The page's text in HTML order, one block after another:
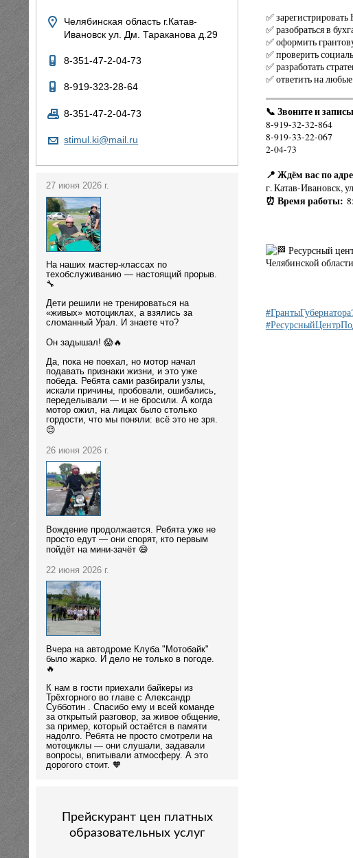
Челябинская область г.Катав-
Ивановск ул. Дм. Тараканова д.29
8-351-47-2-04-73
8-919-323-28-64
8-351-47-2-04-73
stimul.ki@mail.ru
27 июня 2026 г.
На наших мастер-классах по
техобслуживанию — настоящий прорыв.
🔧
Дети решили не тренироваться на
«живых» мотоциклах, а взялись за
сломанный Урал. И знаете что?
Он задышал! 😱🔥
Да, пока не поехал, но мотор начал
подавать признаки жизни, и это уже
победа. Ребята сами разбирали узлы,
искали причины, пробовали, ошибались,
переделывали — и не бросили. А когда
мотор ожил, на лицах было столько
гордости, что мы поняли: всё это не зря.
😌
26 июня 2026 г.
Вождение продолжается. Ребята уже не
просто едут — они спорят, кто первым
пойдёт на мини-зачёт 😄
22 июня 2026 г.
Вчера на автодроме Клуба "Мотобайк"
было жарко. И дело не только в погоде.
🔥
К нам в гости приехали байкеры из
Трёхгорного во главе с Александр
Субботин . Спасибо ему и всей команде
за открытый разговор, за живое общение,
за пример, который остаётся в памяти
надолго. Ребята не просто смотрели на
мотоциклы — они слушали, задавали
вопросы, впитывали атмосферу. А это
дорогого стоит. 🧡
Прейскурант цен платных
образовательных услуг
✅
✅ разобраться в
✅ оформить
✅ проверить
✅ разработать
✅ ответить на
📞 Звоните и
8-919-32-32-864
8-919-33-22-067
2-04-73
📍 Ждём вас по
г. Катав-Ивановск,
⏰ Время работы:
Ресурсный
Челябинской